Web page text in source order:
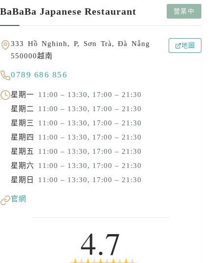
BaBaBa Japanese Restaurant 營業中
333 Hồ Nghinh, P, Sơn Trà, Đà Nẵng
550000越南
地圖
0789 686 856
星期一
11:00 – 13:30, 17:00 – 21:30
星期二
11:00 – 13:30, 17:00 – 21:30
星期三
11:00 – 13:30, 17:00 – 21:30
星期四
11:00 – 13:30, 17:00 – 21:30
星期五
11:00 – 13:30, 17:00 – 21:30
星期六
11:00 – 13:30, 17:00 – 21:30
星期日
11:00 – 13:30, 17:00 – 21:30
官網
4.7